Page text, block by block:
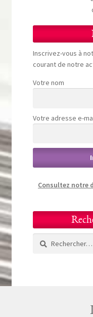
Inscrivez-vous à
courant de notre
Votre nom
Votre adresse e-
Consultez notre
Rechercher :